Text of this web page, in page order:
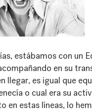
estábamos con un
en su
llegar, es igual que
o cual era su
en estas líneas, lo